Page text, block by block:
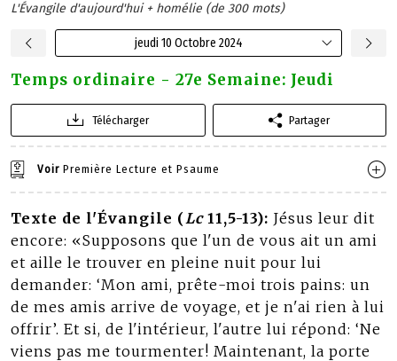
L'Évangile d'aujourd'hui + homélie (de 300 mots)
jeudi 10 Octobre 2024
Temps ordinaire - 27e Semaine: Jeudi
Télécharger Partager
Voir Première Lecture et Psaume
Texte de l'Évangile (Lc11,5-13): Jésus leur dit
encore: «Supposons que l'un de vous ait un ami
et aille le trouver en pleine nuit pour lui
demander: ‘Mon ami, prête-moi trois pains: un
de mes amis arrive de voyage, et je n'ai rien à lui
offrir’. Et si, de l'intérieur, l'autre lui répond: ‘Ne
viens pas me tourmenter! Maintenant, la porte